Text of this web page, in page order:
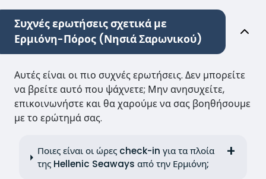
Συχνές ερωτήσεις σχετικά με
Ερμιόνη-Πόρος (Νησιά Σαρωνικού)
Αυτές είναι οι πιο συχνές ερωτήσεις. Δεν μπορείτε
να βρείτε αυτό που ψάχνετε; Μην ανησυχείτε,
επικοινωνήστε και θα χαρούμε να σας βοηθήσουμε
με το ερώτημά σας.
Ποιες είναι οι ώρες check-in για τα πλοία
της Hellenic Seaways από την Ερμιόνη;